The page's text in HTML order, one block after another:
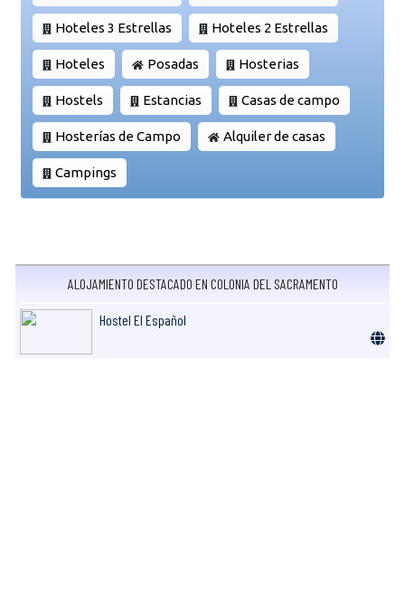
Hoteles 3 Estrellas Hoteles 2 Estrellas
Hoteles Posadas Hosterias
Hostels Estancias Casas de campo
Hosterías de Campo Alquiler de casas
Campings
ALOJAMIENTO DESTACADO EN COLONIA DEL SACRAMENTO
Hostel El Español